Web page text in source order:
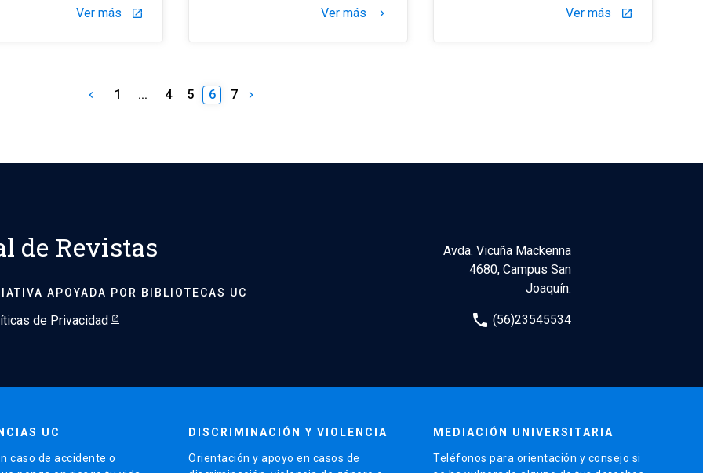
Ver más launch Ver más keyboard_arrow_right Ver más launch
keyboard_arrow_left 1 ... 4 5 6 7 keyboard_arrow_right
de Revistas
APOYADA POR BIBLIOTECAS UC
de Privacidad
Avda. Vicuña Mackenna
4680, Campus San
Joaquín.
phone (56)23545534
UC
caso de accidente o
DISCRIMINACIÓN Y VIOLENCIA
Orientación y apoyo en casos de
MEDIACIÓN UNIVERSITARIA
Teléfonos para orientación y consejo si